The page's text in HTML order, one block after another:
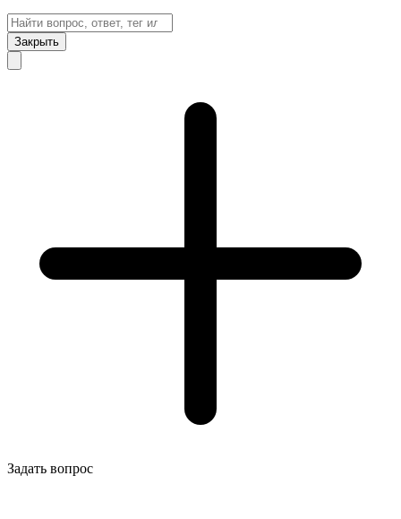
Закрыть
Задать вопрос